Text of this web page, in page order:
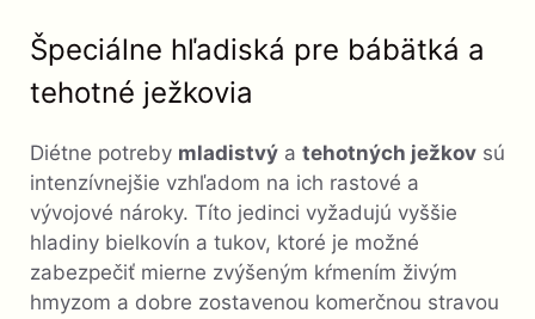
Špeciálne hľadiská pre bábätká a
tehotné ježkovia
Diétne potreby mladistvý a tehotných ježkov sú
intenzívnejšie vzhľadom na ich rastové a
vývojové nároky. Títo jedinci vyžadujú vyššie
hladiny bielkovín a tukov, ktoré je možné
zabezpečiť mierne zvýšeným kŕmením živým
hmyzom a dobre zostavenou komerčnou stravou